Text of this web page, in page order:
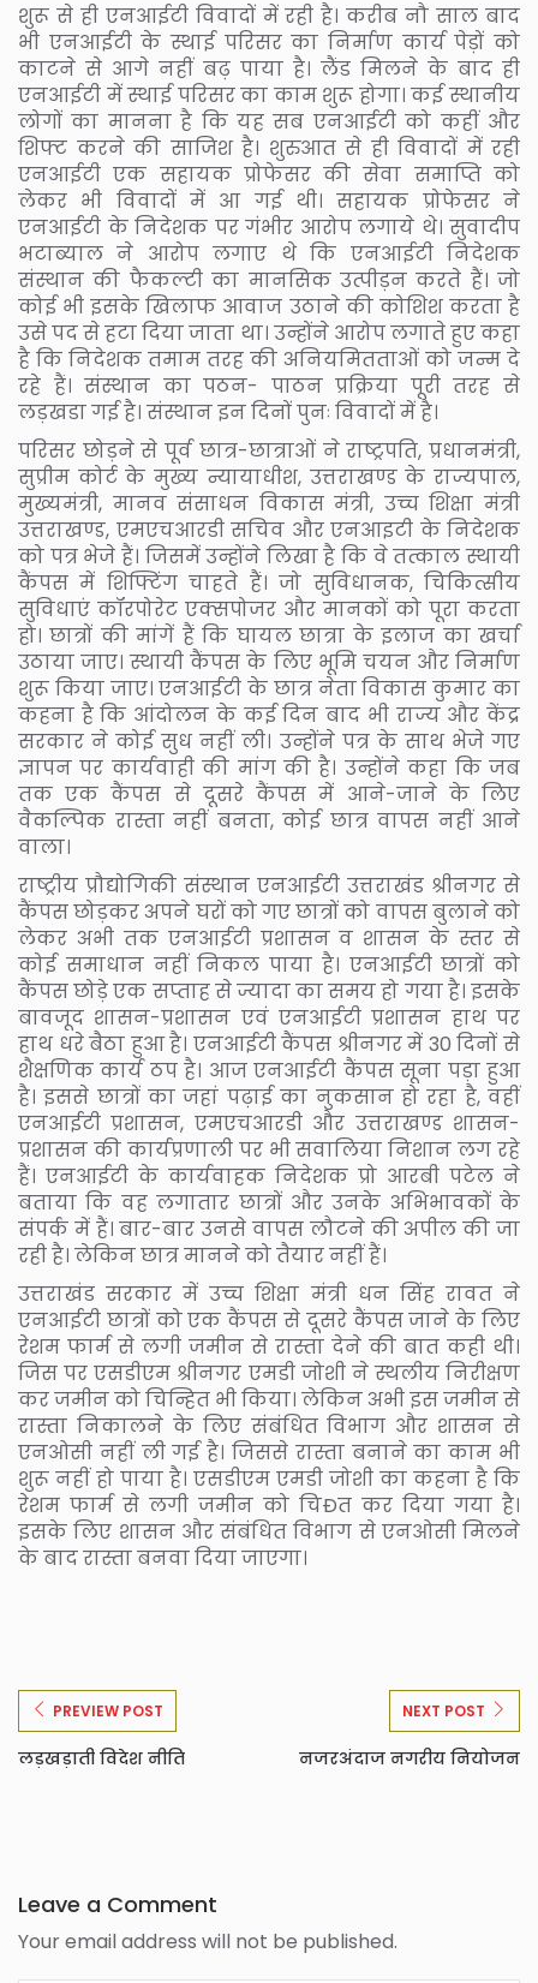
शुरू से ही एनआईटी विवादों में रही है। करीब नौ साल बाद
भी एनआईटी के स्थाई परिसर का निर्माण कार्य पेड़ों को
काटने से आगे नहीं बढ़ पाया है। लैंड मिलने के बाद ही
एनआईटी में स्थाई परिसर का काम शुरू होगा। कई स्थानीय
लोगों का मानना है कि यह सब एनआईटी को कहीं और
शिफ्ट करने की साजिश है। शुरुआत से ही विवादों में रही
एनआईटी एक सहायक प्रोफेसर की सेवा समाप्ति को
लेकर भी विवादों में आ गई थी। सहायक प्रोफेसर ने
एनआईटी के निदेशक पर गंभीर आरोप लगाये थे। सुवादीप
भटाब्याल ने आरोप लगाए थे कि एनआईटी निदेशक
संस्थान की फैकल्टी का मानसिक उत्पीड़न करते हैं। जो
कोई भी इसके खिलाफ आवाज उठाने की कोशिश करता है
उसे पद से हटा दिया जाता था। उन्होंने आरोप लगाते हुए कहा
है कि निदेशक तमाम तरह की अनियमितताओं को जन्म दे
रहे हैं। संस्थान का पठन- पाठन प्रक्रिया पूरी तरह से
लड़खडा गई है। संस्थान इन दिनों पुनः विवादों में है।
परिसर छोड़ने से पूर्व छात्र-छात्राओं ने राष्ट्रपति, प्रधानमंत्री,
सुप्रीम कोर्ट के मुख्य न्यायाधीश, उत्तराखण्ड के राज्यपाल,
मुख्यमंत्री, मानव संसाधन विकास मंत्री, उच्च शिक्षा मंत्री
उत्तराखण्ड, एमएचआरडी सचिव और एनआइटी के निदेशक
को पत्र भेजे हैं। जिसमें उन्होंने लिखा है कि वे तत्काल स्थायी
कैंपस में शिफ्टिंग चाहते हैं। जो सुविधानक, चिकित्सीय
सुविधाएं कॉरपोरेट एक्सपोजर और मानकों को पूरा करता
हो। छात्रों की मांगें हैं कि घायल छात्रा के इलाज का खर्चा
उठाया जाए। स्थायी कैंपस के लिए भूमि चयन और निर्माण
शुरू किया जाए। एनआईटी के छात्र नेता विकास कुमार का
कहना है कि आंदोलन के कई दिन बाद भी राज्य और केंद्र
सरकार ने कोई सुध नहीं ली। उन्होंने पत्र के साथ भेजे गए
ज्ञापन पर कार्यवाही की मांग की है। उन्होंने कहा कि जब
तक एक कैंपस से दूसरे कैंपस में आने-जाने के लिए
वैकल्पिक रास्ता नहीं बनता, कोई छात्र वापस नहीं आने
वाला।
राष्ट्रीय प्रौद्योगिकी संस्थान एनआईटी उत्तराखंड श्रीनगर से
कैंपस छोड़कर अपने घरों को गए छात्रों को वापस बुलाने को
लेकर अभी तक एनआईटी प्रशासन व शासन के स्तर से
कोई समाधान नहीं निकल पाया है। एनआईटी छात्रों को
कैंपस छोड़े एक सप्ताह से ज्यादा का समय हो गया है। इसके
बावजूद शासन-प्रशासन एवं एनआईटी प्रशासन हाथ पर
हाथ धरे बैठा हुआ है। एनआईटी कैंपस श्रीनगर में 30 दिनों से
शैक्षणिक कार्य ठप है। आज एनआईटी कैंपस सूना पड़ा हुआ
है। इससे छात्रों का जहां पढ़ाई का नुकसान हो रहा है, वहीं
एनआईटी प्रशासन, एमएचआरडी और उत्तराखण्ड शासन-
प्रशासन की कार्यप्रणाली पर भी सवालिया निशान लग रहे
हैं। एनआईटी के कार्यवाहक निदेशक प्रो आरबी पटेल ने
बताया कि वह लगातार छात्रों और उनके अभिभावकों के
संपर्क में हैं। बार-बार उनसे वापस लौटने की अपील की जा
रही है। लेकिन छात्र मानने को तैयार नहीं हैं।
उत्तराखंड सरकार में उच्च शिक्षा मंत्री धन सिंह रावत ने
एनआईटी छात्रों को एक कैंपस से दूसरे कैंपस जाने के लिए
रेशम फार्म से लगी जमीन से रास्ता देने की बात कही थी।
जिस पर एसडीएम श्रीनगर एमडी जोशी ने स्थलीय निरीक्षण
कर जमीन को चिन्हित भी किया। लेकिन अभी इस जमीन से
रास्ता निकालने के लिए संबंधित विभाग और शासन से
एनओसी नहीं ली गई है। जिससे रास्ता बनाने का काम भी
शुरू नहीं हो पाया है। एसडीएम एमडी जोशी का कहना है कि
रेशम फार्म से लगी जमीन को चिÐत कर दिया गया है।
इसके लिए शासन और संबंधित विभाग से एनओसी मिलने
के बाद रास्ता बनवा दिया जाएगा।
PREVIEW POST
लड़खड़ाती विदेश नीति
NEXT POST
नजरअंदाज नगरीय नियोजन
Leave a Comment
Your email address will not be published.